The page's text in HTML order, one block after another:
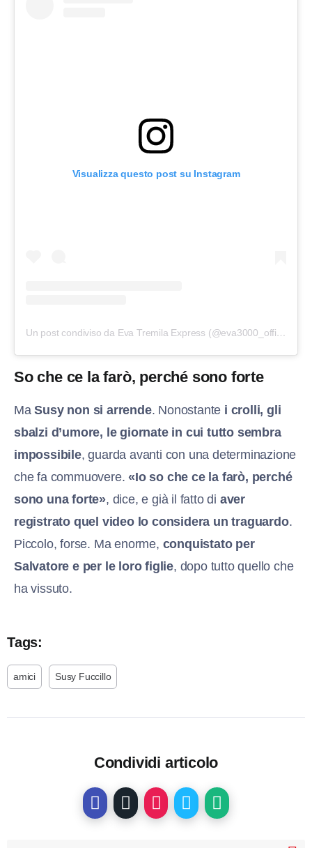
Visualizza questo post su Instagram
Un post condiviso da Eva Tremila Express (@eva3000_official)
So che ce la farò, perché sono forte
MaSusy non si arrende. Nonostante i crolli, gli
sbalzi d’umore, le giornate in cui tutto sembra
impossibile, guarda avanti con una determinazione
che fa commuovere.«Io so che ce la farò, perché
sono una forte», dice, e già il fatto di aver
registrato quel video lo considera un traguardo.
Piccolo, forse. Ma enorme, conquistato per
Salvatore e per le loro figlie, dopo tutto quello che
ha vissuto.
Tags:
amici Susy Fuccillo
Condividi articolo